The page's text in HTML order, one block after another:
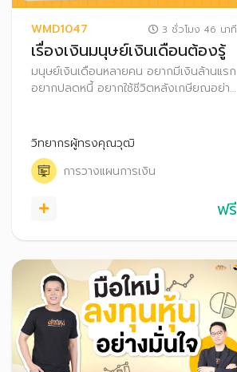
WMD1047 3 ชั่วโมง 46 นาที
เรื่องเงินมนุษย์เงินเดือนต้องรู้
มนุษย์เงินเดือนหลายคน อยากมีเงินล้านแรก
อยากปลดหนี้ อยากใช้ชีวิตหลังเกษียณอย่าง
เงินลงทุน และเลือกใช้สิทธิลดหย่อนภาษี
พร้อมพัฒนาทักษะการเงินของตัวเองไป
ด้วย
วิทยากรผู้ทรงคุณวุฒิ
การวางแผนการเงิน
ฟรี